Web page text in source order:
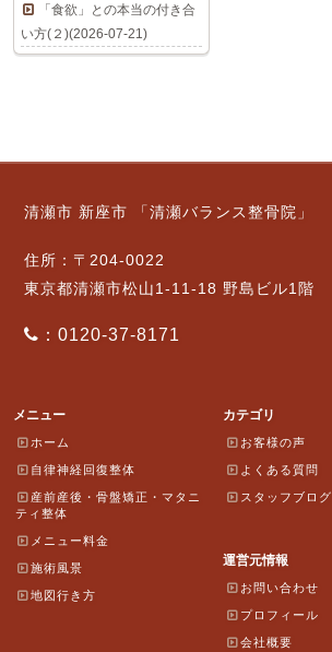
「食欲」との本当の付き合
い方(２)(2026-07-21)
清瀬市 新座市 「清瀬バランス整骨院」
住所：〒204-0022
東京都清瀬市松山1-11-18 野島ビル1階
：0120-37-8171
メニュー
ホーム
自律神経回復整体
産前産後・骨盤矯正・マタニ
ティ整体
メニュー料金
施術風景
地図行き方
カテゴリ
お客様の声
よくある質問
スタッフブログ
運営元情報
お問い合わせ
プロフィール
会社概要